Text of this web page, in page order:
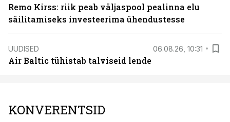
Remo Kirss: riik peab väljaspool pealinna elu
säilitamiseks investeerima ühendustesse
UUDISED 06.08.26, 10:31
Air Baltic tühistab talviseid lende
KONVERENTSID